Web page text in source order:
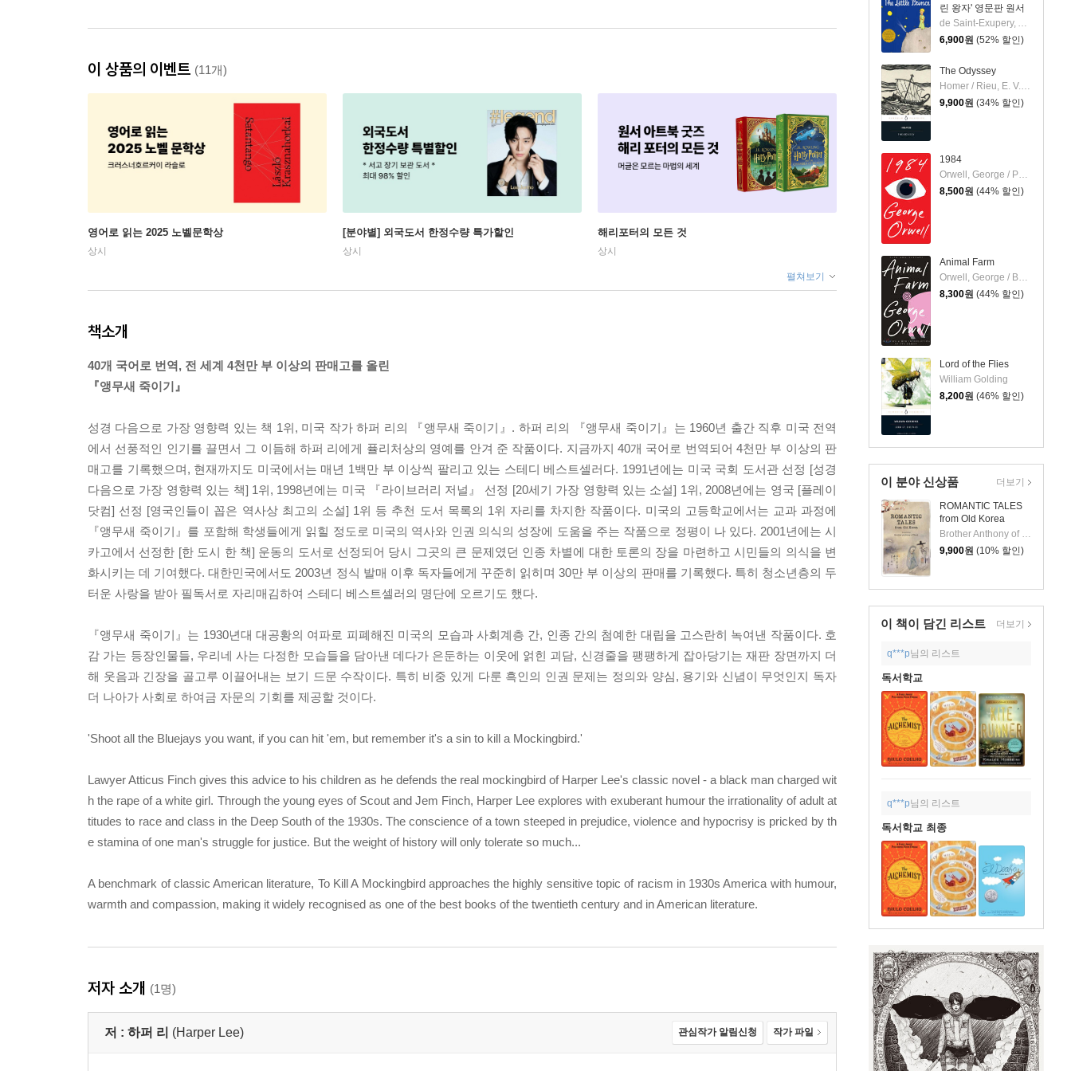
린 왕자' 영문판 원서
de Saint-Exupery, Antoine / de Saint-Exupery, Antoine
6,900원 (52% 할인)
The Odyssey
Homer / Rieu, E. V. / Rieu, D. C. H.
9,900원 (34% 할인)
1984
Orwell, George / Perkins-Valdez, Dolen / Newman, Sandra
8,500원 (44% 할인)
Animal Farm
8,300원 (44% 할인)
Lord of the Flies
William Golding
8,200원 (46% 할인)
이 분야 신상품
ROMANTIC TALES
from Old Korea
9,900원 (10% 할인)
더보기
이 책이 담긴 리스트 더보기
q***p님의 리스트
독서학교
q***p님의 리스트
독서학교 최종
이 상품의 이벤트 (11개)
영어로 읽는 2025 노벨문학상
상시
[분야별] 외국도서 한정수량 특가할인
상시
해리포터의 모든 것
상시
펼쳐보기
책소개
40개 국어로 번역, 전 세계 4천만 부 이상의 판매고를 올린
『앵무새 죽이기』
성경 다음으로 가장 영향력 있는 책 1위, 미국 작가 하퍼 리의 『앵무새 죽이기』. 하퍼 리의 『앵무새 죽이기』는 1960년 출간 직후 미국 전역
에서 선풍적인 인기를 끌면서 그 이듬해 하퍼 리에게 퓰리처상의 영예를 안겨 준 작품이다. 지금까지 40개 국어로 번역되어 4천만 부 이상의 판
매고를 기록했으며, 현재까지도 미국에서는 매년 1백만 부 이상씩 팔리고 있는 스테디 베스트셀러다. 1991년에는 미국 국회 도서관 선정 [성경
다음으로 가장 영향력 있는 책] 1위, 1998년에는 미국 『라이브러리 저널』 선정 [20세기 가장 영향력 있는 소설] 1위, 2008년에는 영국 [플레이
닷컴] 선정 [영국인들이 꼽은 역사상 최고의 소설] 1위 등 추천 도서 목록의 1위 자리를 차지한 작품이다. 미국의 고등학교에서는 교과 과정에
『앵무새 죽이기』를 포함해 학생들에게 읽힐 정도로 미국의 역사와 인권 의식의 성장에 도움을 주는 작품으로 정평이 나 있다. 2001년에는 시
카고에서 선정한 [한 도시 한 책] 운동의 도서로 선정되어 당시 그곳의 큰 문제였던 인종 차별에 대한 토론의 장을 마련하고 시민들의 의식을 변
화시키는 데 기여했다. 대한민국에서도 2003년 정식 발매 이후 독자들에게 꾸준히 읽히며 30만 부 이상의 판매를 기록했다. 특히 청소년층의 두
터운 사랑을 받아 필독서로 자리매김하여 스테디 베스트셀러의 명단에 오르기도 했다.
『앵무새 죽이기』는 1930년대 대공황의 여파로 피폐해진 미국의 모습과 사회계층 간, 인종 간의 첨예한 대립을 고스란히 녹여낸 작품이다. 호
감 가는 등장인물들, 우리네 사는 다정한 모습들을 담아낸 데다가 은둔하는 이웃에 얽힌 괴담, 신경줄을 팽팽하게 잡아당기는 재판 장면까지 더
해 웃음과 긴장을 골고루 이끌어내는 보기 드문 수작이다. 특히 비중 있게 다룬 흑인의 인권 문제는 정의와 양심, 용기와 신념이 무엇인지 독자
더 나아가 사회로 하여금 자문의 기회를 제공할 것이다.
'Shoot all the Bluejays you want, if you can hit 'em, but remember it's a sin to kill a Mockingbird.'
Lawyer Atticus Finch gives this advice to his children as he defends the real mockingbird of Harper Lee's classic novel - a black man charged wit
h the rape of a white girl. Through the young eyes of Scout and Jem Finch, Harper Lee explores with exuberant humour the irrationality of adult at
titudes to race and class in the Deep South of the 1930s. The conscience of a town steeped in prejudice, violence and hypocrisy is pricked by th
e stamina of one man's struggle for justice. But the weight of history will only tolerate so much...
A benchmark of classic American literature, To Kill A Mockingbird approaches the highly sensitive topic of racism in 1930s America with humour,
warmth and compassion, making it widely recognised as one of the best books of the twentieth century and in American literature.
저자 소개 (1명)
저 : 하퍼 리 (Harper Lee) 관심작가 알림신청 작가 파일